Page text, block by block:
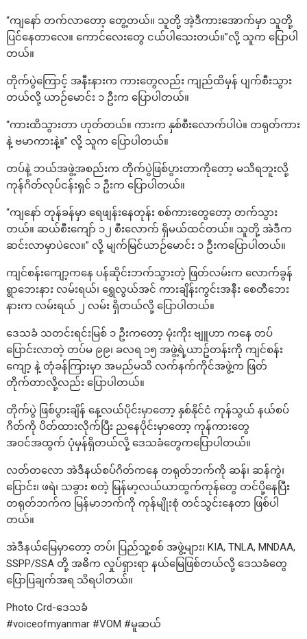
“ကျနော် တက်လာတော့ ‌တွေ့တယ်။ သူတို့ အဲ့ဒီကားအောက်မှာ သူတို့
ပြင်နေတာလေ။ ကောင်လေးတွေ ငယ်ပါသေးတယ်။”လို့ သူက ပြောပါ
တယ်။
တိုက်ပွဲကြောင့် အနီးနားက ကားတွေလည်း ကျည်ထိမှန် ပျက်စီးသွား
တယ်လို့ ယာဉ်မောင်း ၁ ဦးက ပြောပါတယ်။
“ကားထိသွားတာ ဟုတ်တယ်။ ကားက နှစ်စီးလောက်ပါပဲ။ တရုတ်ကား
နဲ့ ဗမာကားနဲ့။” လို့ သူက ပြောပါတယ်။
တပ်နဲ့ ဘယ်အဖွဲ့အစည်းက တိုက်ပွဲဖြစ်ပွားတာကိုတော့ မသိရဘူးလို့
ကုန်ဂိတ်လုပ်ငန်းရှင် ၁ ဦးက ပြောပါတယ်။
“ကျနော် တုန်ခန်မှာ ရေဖျန်းနေတုန်း စစ်ကားတွေတော့ တက်သွား
တယ်။ ဆယ်စီးကျော် ၁၂ စီးလောက် ရှိမယ်ထင်တယ်။ သူတို့ အဲဒီက
ဆင်းလာမှာပဲလေ။” လို့ မျက်မြင်ယာဉ်မောင်း ၁ ဦးကပြောပါတယ်။
ကျင်စန်းကျော့ကနေ ပန်ဆိုင်းဘက်သွားတဲ့ ဖြတ်လမ်းက လောက်ခွန်
ရွာဘေးနား လမ်းရယ်၊ ရွှေလွယ်အင် ကားချိန်းကွင်းအနီး စေတီဘေး
နားက လမ်းရယ် ၂ လမ်း ရှိတယ်လို့ ပြောပါတယ်။
ဒေသခံ သတင်းရင်းမြစ် ၁ ဦးကတော့ မုံးကိုး ဗျူဟာ ကနေ တပ်
ပြောင်းလာတဲ့ တပ်မ ၉၉၊ ခလရ ၁၅ အဖွဲ့ရဲ့ယာဥ်တန်းကို ကျင်စန်း
ကျော့ နဲ့ တုံခန်ကြားမှာ အမည်မသိ လက်နက်ကိုင်အဖွဲ့က ဖြတ်
တိုက်တာလို့လည်း ပြောပါတယ်။
တိုက်ပွဲ ဖြစ်ပွားချိန် နေ့လယ်ပိုင်းမှာတော့ နှစ်နိုင်ငံ ကုန်သွယ် နယ်စပ်
ဂိတ်ကို ‌ပိတ်ထားလိုက်ပြီး ညနေပိုင်းမှာတော့ ကုန်ကားတွေ
အဝင်အထွက် ပုံမှန်ရှိတယ်လို့ ဒေသခံတွေကပြောပါတယ်။
လတ်တလော အဲဒီနယ်စပ်ဂိတ်ကနေ တရုတ်ဘက်ကို ဆန်၊ ဆန်ကွဲ၊
ပြောင်း၊ ဖရဲ၊ သခွား စတဲ့ မြန်မာ့လယ်ယာထွက်ကုန်တွေ တင်ပို့နေပြီး
တရုတ်ဘက်က မြန်မာဘက်ကို ကုန်မျိုးစုံ တင်သွင်းနေတာ ဖြစ်ပါ
တယ်။
အဲဒီနယ်မြေမှာတော့ တပ်၊ ပြည်သူ့စစ် အဖွဲ့များ၊ KIA, TNLA, MNDAA,
SSPP/SSA တို့ အဓိက လှုပ်ရှားရာ နယ်မြေဖြစ်တယ်လို့ ဒေသခံတွေ
ပြောပြချက်အရ သိရပါတယ်။
Photo Crd-ဒေသခံ
#voiceofmyanmar #VOM #မူဆယ်